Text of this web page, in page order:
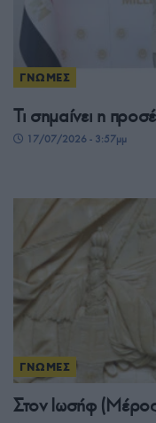
ΓΝΩΜΕΣ
Τι σημαίνει η
17/07/2026 - 3:57μμ
ΓΝΩΜΕΣ
Στον Ιωσήφ